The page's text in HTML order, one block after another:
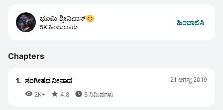
ಭೂಮಿ ಶ್ರೀನಿವಾಸ್😊
5K ಹಿಂಬಾಲಕರು
ಹಿಂಬಾಲಿಸಿ
Chapters
1. ಸಂಗೀತದ ನೀನಾದ
 2K+  4.8  5 ನಿಮಿಷಗಳು
21 ಆಗಸ್ಟ್ 2019